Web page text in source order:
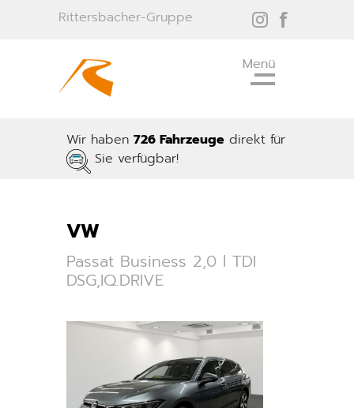
Rittersbacher-Gruppe
Wir haben 726 Fahrzeuge direkt für
Sie verfügbar!
VW
Passat Business 2,0 l TDI
DSG,IQ.DRIVE